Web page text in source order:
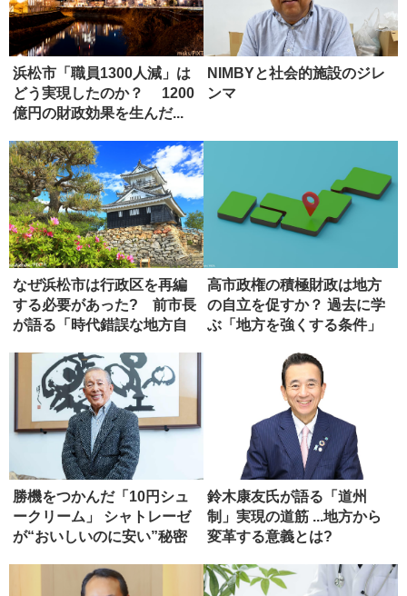
浜松市「職員1300人減」は
どう実現したのか？ 1200
億円の財政効果を生んだ...
NIMBYと社会的施設のジレ
ンマ
なぜ浜松市は行政区を再編
する必要があった? 前市長
が語る「時代錯誤な地方自
高市政権の積極財政は地方
の自立を促すか？ 過去に学
ぶ「地方を強くする条件」
勝機をつかんだ「10円シュ
ークリーム」 シャトレーゼ
が“おいしいのに安い”秘密
鈴木康友氏が語る「道州
制」実現の道筋 ...地方から
変革する意義とは?